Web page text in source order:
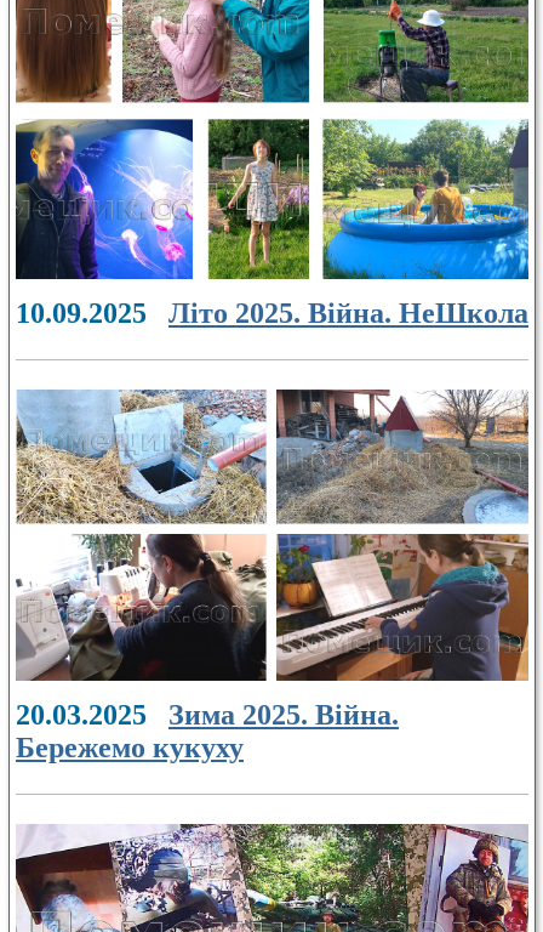
10.09.2025 Літо 2025. Війна. НеШкола
20.03.2025 Зима 2025. Війна.
Бережемо кукуху